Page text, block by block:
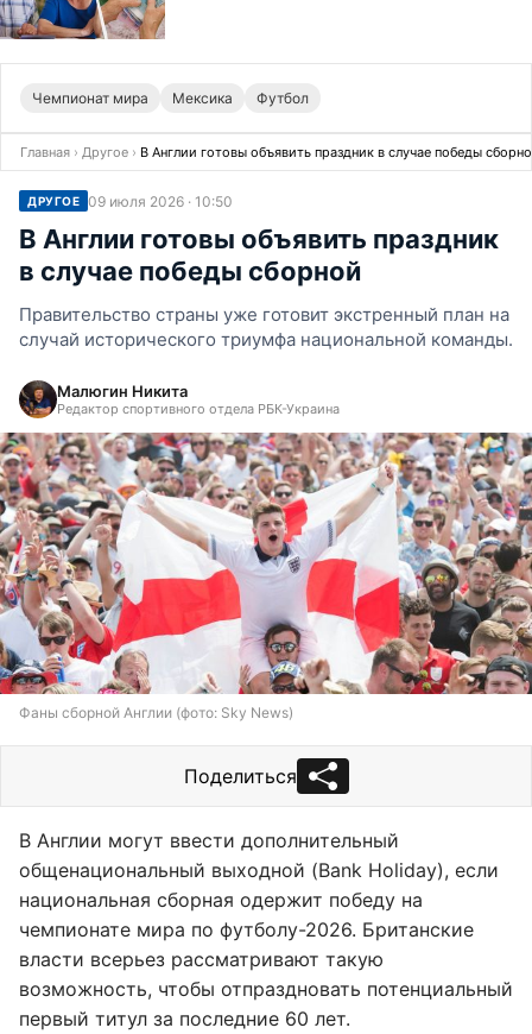
Чемпионат мира Мексика Футбол
Главная › Другое › В Англии готовы объявить праздник в случае победы
ДРУГОЕ 09 июля 2026 · 10:50
В Англии готовы объявить праздник
в случае победы сборной
Правительство страны уже готовит экстренный план на
случай исторического триумфа национальной команды.
Малюгин Никита
Редактор спортивного отдела РБК-Украина
Фаны сборной Англии (фото: Sky News)
Поделиться
В Англии могут ввести дополнительный
общенациональный выходной (Bank Holiday), если
национальная сборная одержит победу на
чемпионате мира по футболу-2026. Британские
власти всерьез рассматривают такую
возможность, чтобы отпраздновать потенциальный
первый титул за последние 60 лет.